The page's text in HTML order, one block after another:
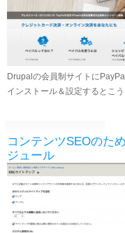
Drupalの会員制サイトに
インストール＆設定するとこう
コンテンツSEOのた
ジュール